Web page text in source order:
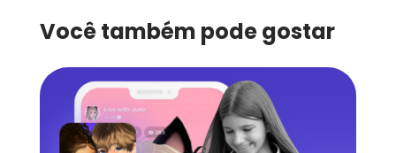
Você também pode gostar